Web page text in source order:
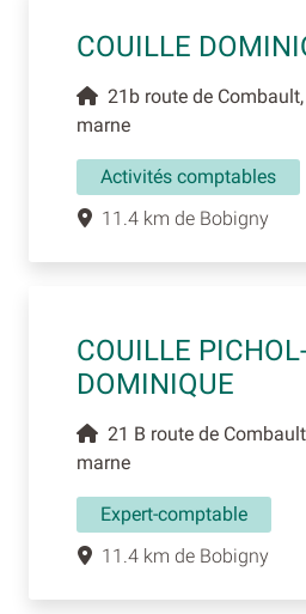
COUILLE
21b route de
marne
Activités comptables
11.4 km de Bobigny
COUILLE
DOMINIQUE
21 B route de
marne
Expert-comptable
11.4 km de Bobigny